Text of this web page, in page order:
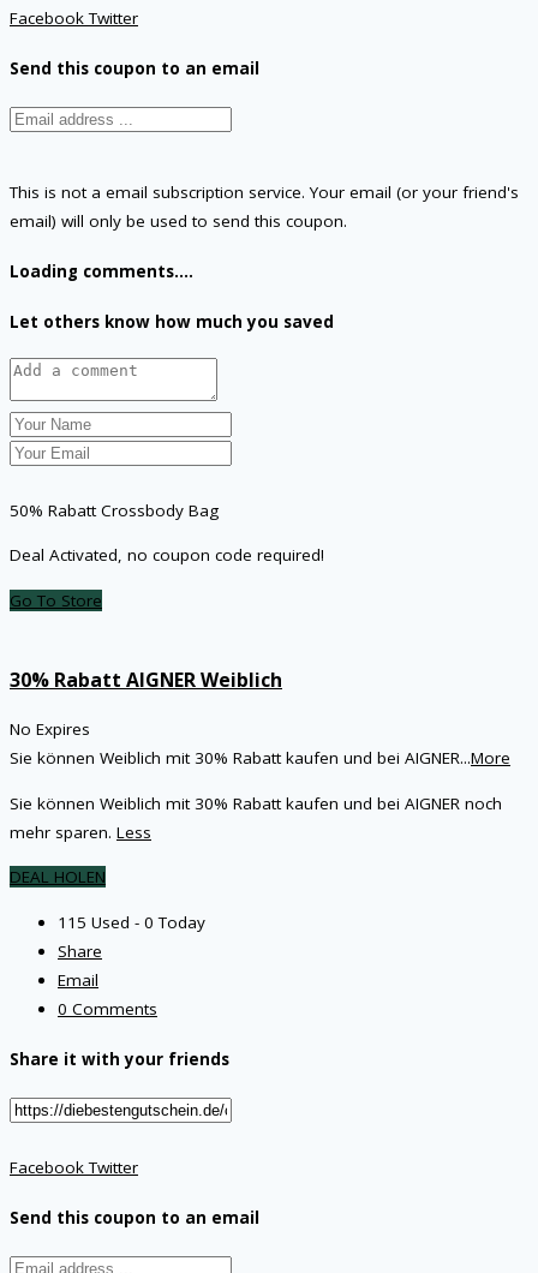
FacebookTwitter
Send this coupon to an email
This is not a email subscription service. Your email (or your friend's
email) will only be used to send this coupon.
Loading comments....
Let others know how much you saved
50% Rabatt Crossbody Bag
Deal Activated, no coupon code required!
Go To Store
30% Rabatt AIGNER Weiblich
No Expires
Sie können Weiblich mit 30% Rabatt kaufen und bei AIGNER...More
Sie können Weiblich mit 30% Rabatt kaufen und bei AIGNER noch
mehr sparen. Less
DEAL HOLEN
115 Used - 0 Today
Share
Email
0 Comments
Share it with your friends
FacebookTwitter
Send this coupon to an email